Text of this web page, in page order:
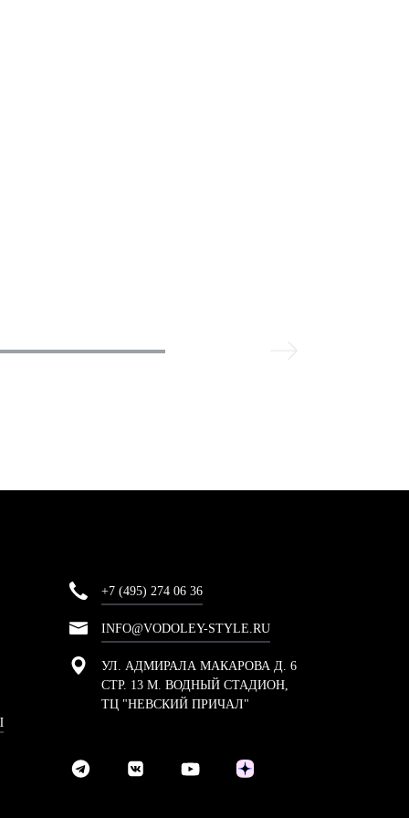
+7 (495) 274 06 36
INFO@VODOLEY-STYLE.RU
УЛ. АДМИРАЛА МАКАРОВА Д. 6
СТР. 13 М. ВОДНЫЙ СТАДИОН,
ТЦ "НЕВСКИЙ ПРИЧАЛ"